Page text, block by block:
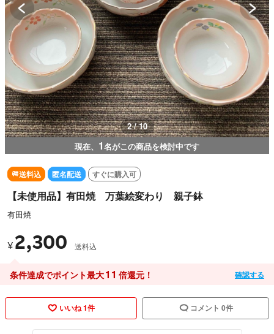
3 / 10
現在、 1名がこの商品を検討中です
送料込 匿名配送 すぐに購入可
【未使用品】有田焼 万葉絵変わり 親子鉢
有田焼
¥ 2,300 送料込
条件達成でポイント最大11 倍還元！ 確認する
いいね 1件 コメント 0件